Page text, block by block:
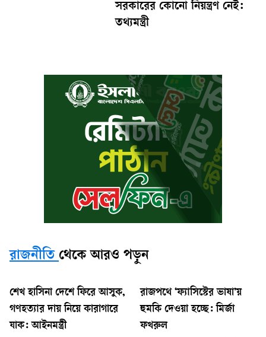
সরকারের কোনো নিয়ন্ত্রণ নেই:
তথ্যমন্ত্রী
রাজনীতি থেকে আরও পড়ুন
শেখ হাসিনা দেশে ফিরে আসুক,
গণহত্যার দায় নিয়ে কারাগারে
যাক: আইনমন্ত্রী
রাজপথে ‘ফ্যাসিস্টের ভাষা’য়
হুমকি দেওয়া হচ্ছে: মির্জা
ফখরুল